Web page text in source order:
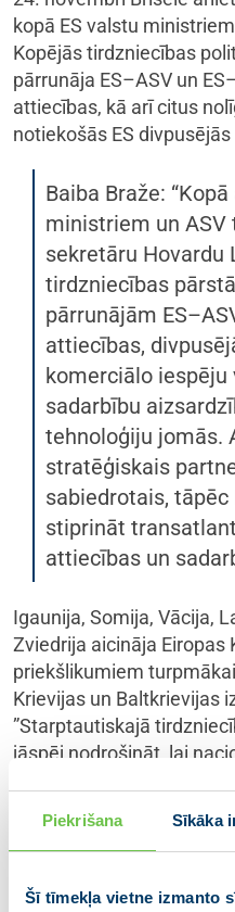
Piekrišana Sīkāka
Šī tīmekļa vietne izmanto
kopā ES valstu
Kopējās tirdzniecības
pārrunāja ES–ASV un
attiecības, kā arī citus
notiekošās ES
Baiba Braže:
ministriem un ASV
sekretāru Hovardu
tirdzniecības
pārrunājām
attiecības,
komerciālo iespēju
sadarbību
tehnoloģiju jomās.
stratēģiskais
sabiedrotais, tāpēc
stiprināt
attiecības un
Igaunija, Somija, Vācija,
Zviedrija aicināja Eiropas
priekšlikumiem
Krievijas un Baltkrievijas
”Starptautiskajā
jāspēj nodrošināt, lai
pamatprincipus, nevis
atkarību no tirdzniecības